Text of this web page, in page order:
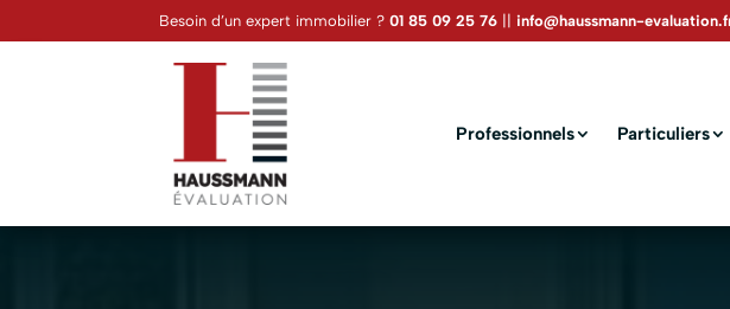
Besoin d’un expert immobilier ?01 85 09 25 76 ||info@haussmann-
Professionnels Particuliers